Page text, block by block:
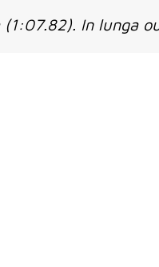
In lunga